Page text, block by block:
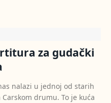
za gudački
nalazi u jednoj od starih
drumu. To je kuća